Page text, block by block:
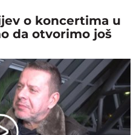
o koncertima u
da otvorimo još